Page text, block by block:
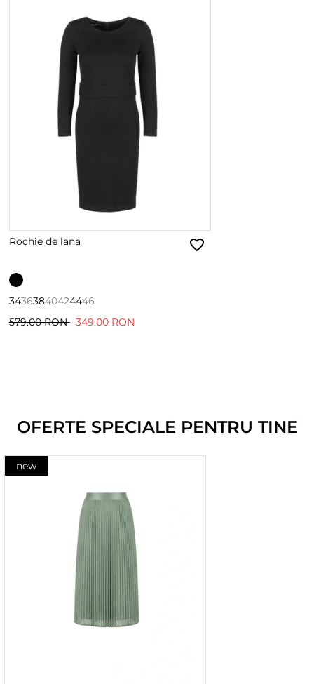
Rochie de lana
34363840424446
579.00 RON 349.00 RON
OFERTE SPECIALE PENTRU TINE
new